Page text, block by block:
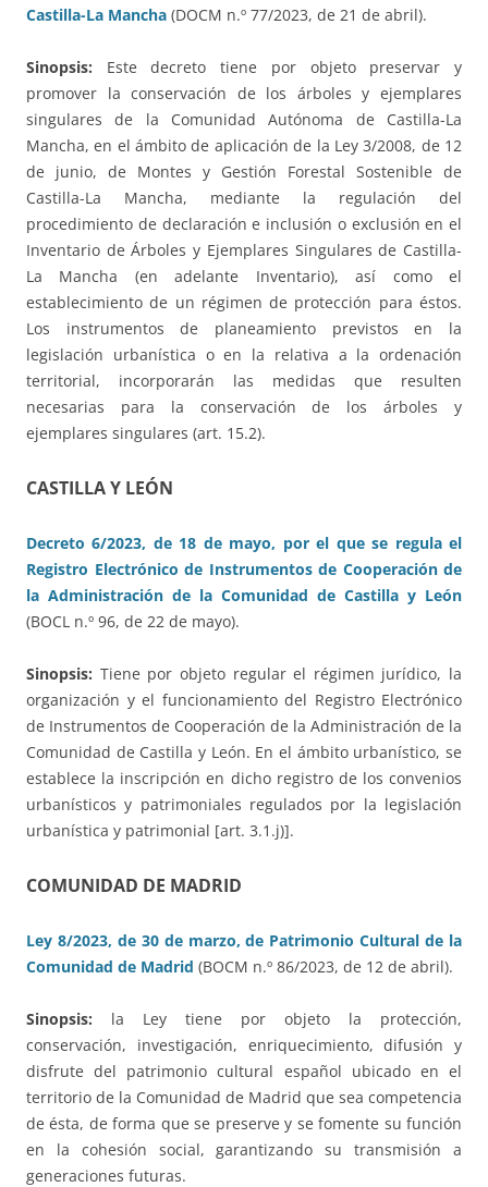
Castilla-La Mancha (DOCM n.º 77/2023, de 21 de abril).
Sinopsis: Este decreto tiene por objeto preservar y
promover la conservación de los árboles y ejemplares
singulares de la Comunidad Autónoma de Castilla-La
Mancha, en el ámbito de aplicación de la Ley 3/2008, de 12
de junio, de Montes y Gestión Forestal Sostenible de
Castilla-La Mancha, mediante la regulación del
procedimiento de declaración e inclusión o exclusión en el
Inventario de Árboles y Ejemplares Singulares de Castilla-
La Mancha (en adelante Inventario), así como el
establecimiento de un régimen de protección para éstos.
Los instrumentos de planeamiento previstos en la
legislación urbanística o en la relativa a la ordenación
territorial, incorporarán las medidas que resulten
necesarias para la conservación de los árboles y
ejemplares singulares (art. 15.2).
CASTILLA Y LEÓN
Decreto 6/2023, de 18 de mayo, por el que se regula el
Registro Electrónico de Instrumentos de Cooperación de
la Administración de la Comunidad de Castilla y León
(BOCL n.º 96, de 22 de mayo).
Sinopsis: Tiene por objeto regular el régimen jurídico, la
organización y el funcionamiento del Registro Electrónico
de Instrumentos de Cooperación de la Administración de la
Comunidad de Castilla y León. En el ámbito urbanístico, se
establece la inscripción en dicho registro de los convenios
urbanísticos y patrimoniales regulados por la legislación
urbanística y patrimonial [art. 3.1.j)].
COMUNIDAD DE MADRID
Ley 8/2023, de 30 de marzo, de Patrimonio Cultural de la
Comunidad de Madrid (BOCM n.º 86/2023, de 12 de abril).
Sinopsis: la Ley tiene por objeto la protección,
conservación, investigación, enriquecimiento, difusión y
disfrute del patrimonio cultural español ubicado en el
territorio de la Comunidad de Madrid que sea competencia
de ésta, de forma que se preserve y se fomente su función
en la cohesión social, garantizando su transmisión a
generaciones futuras.